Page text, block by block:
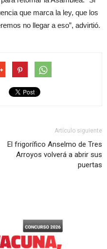
que marca la ley, que los
no llegar a eso”, advirtió.
Artículo siguiente
El frigorífico Anselmo de Tres
Arroyos volverá a abrir sus
puertas